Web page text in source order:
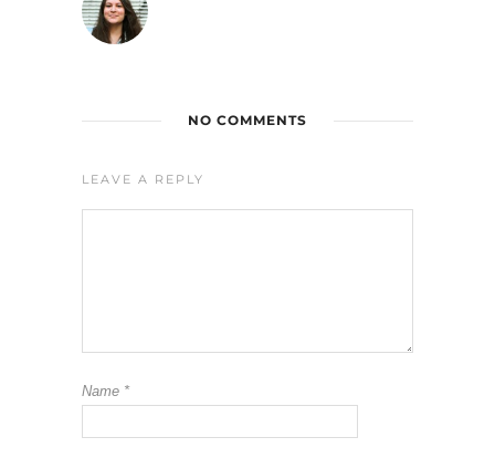
NO COMMENTS
LEAVE A REPLY
Name *